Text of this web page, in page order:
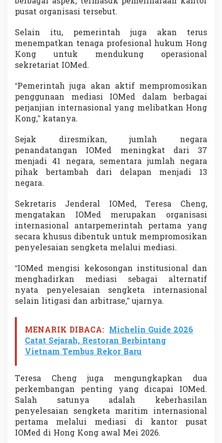
pusat organisasi tersebut.
Selain itu, pemerintah juga akan terus
menempatkan tenaga profesional hukum Hong
Kong untuk mendukung operasional
sekretariat IOMed.
“Pemerintah juga akan aktif mempromosikan
penggunaan mediasi IOMed dalam berbagai
perjanjian internasional yang melibatkan Hong
Kong,” katanya.
Sejak diresmikan, jumlah negara
penandatangan IOMed meningkat dari 37
menjadi 41 negara, sementara jumlah negara
pihak bertambah dari delapan menjadi 13
negara.
Sekretaris Jenderal IOMed, Teresa Cheng,
mengatakan IOMed merupakan organisasi
internasional antarpemerintah pertama yang
secara khusus dibentuk untuk mempromosikan
penyelesaian sengketa melalui mediasi.
“IOMed mengisi kekosongan institusional dan
menghadirkan mediasi sebagai alternatif
nyata penyelesaian sengketa internasional
selain litigasi dan arbitrase,” ujarnya.
MENARIK DIBACA: Michelin Guide 2026
Catat Sejarah, Restoran Berbintang
Vietnam Tembus Rekor Baru
Teresa Cheng juga mengungkapkan dua
perkembangan penting yang dicapai IOMed.
Salah satunya adalah keberhasilan
penyelesaian sengketa maritim internasional
pertama melalui mediasi di kantor pusat
IOMed di Hong Kong awal Mei 2026.